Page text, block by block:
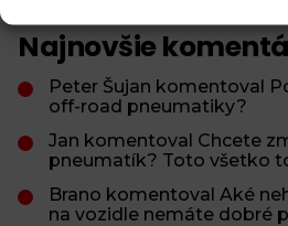
Najnovšie
Peter Šujan komentoval
off-road pneumatiky?
Jan komentoval Chcete
pneumatík? Toto všetko
Brano komentoval Aké
na vozidle nemáte dobré